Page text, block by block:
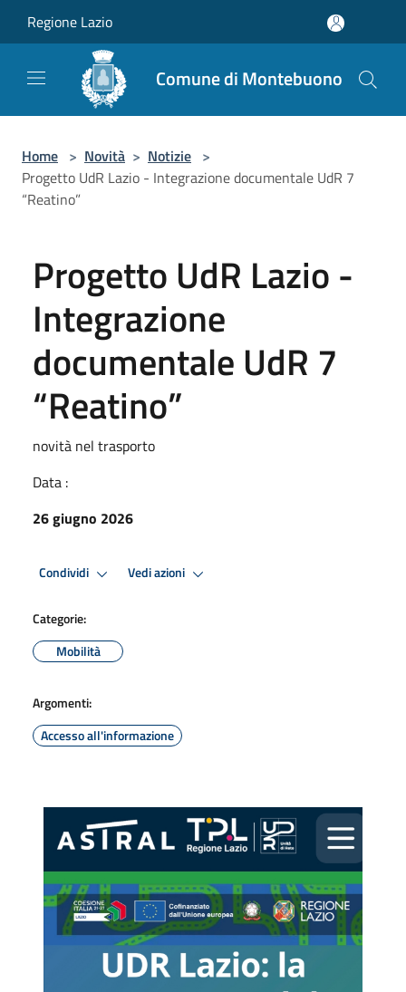
Regione Lazio
Comune di Montebuono
Home > Novità > Notizie >
Progetto UdR Lazio - Integrazione documentale UdR 7
“Reatino”
Progetto UdR Lazio -
Integrazione
documentale UdR 7
“Reatino”
novità nel trasporto
Data :
26 giugno 2026
Condividi Vedi azioni
Categorie:
Mobilità
Argomenti:
Accesso all'informazione